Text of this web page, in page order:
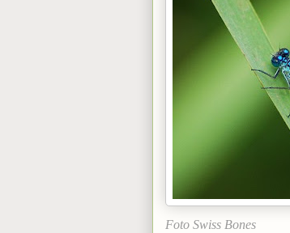
Foto Swiss Bones